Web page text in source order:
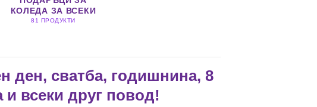
КОЛЕДА ЗА ВСЕКИ
81 ПРОДУКТИ
ден, сватба, годишнина, 8
всеки друг повод!